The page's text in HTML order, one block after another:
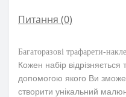
Питання (0)
Багаторазові трафарети-
Кожен набір
допомогою якого Ви
створити унікальний